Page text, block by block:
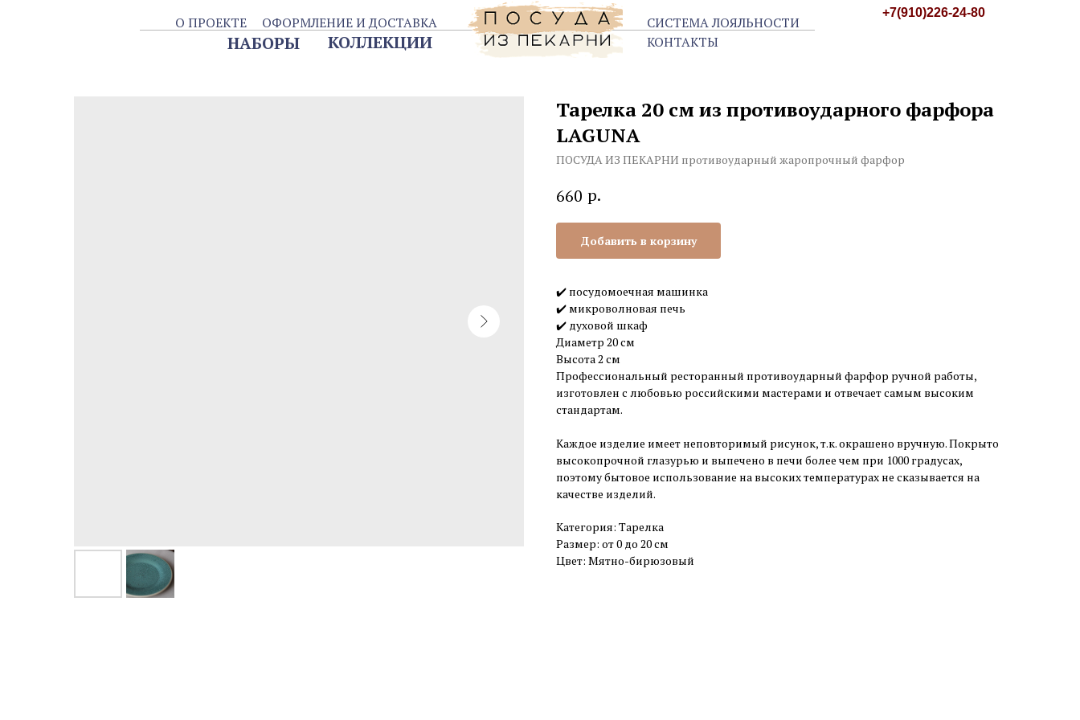
КОЛЛЕКЦИИ
НАБОРЫ КОНТАКТЫ
О ПРОЕКТЕ ОФОРМЛЕНИЕ И ДОСТАВКА СИСТЕМА ЛОЯЛЬНОСТИ
Тарелка 20 см из противоударного фарфора
LAGUNA
ПОСУДА ИЗ ПЕКАРНИ противоударный жаропрочный фарфор
660 р.
Добавить в корзину
✔️ посудомоечная машинка
✔️ микроволновая печь
✔️ духовой шкаф
Диаметр 20 см
Высота 2 см
Профессиональный ресторанный противоударный фарфор ручной работы,
изготовлен с любовью российскими мастерами и отвечает самым высоким
стандартам.
Каждое изделие имеет неповторимый рисунок, т.к. окрашено вручную. Покрыто
высокопрочной глазурью и выпечено в печи более чем при 1000 градусах,
поэтому бытовое использование на высоких температурах не сказывается на
качестве изделий.
Категория: Тарелка
Размер: от 0 до 20 см
Цвет: Мятно-бирюзовый